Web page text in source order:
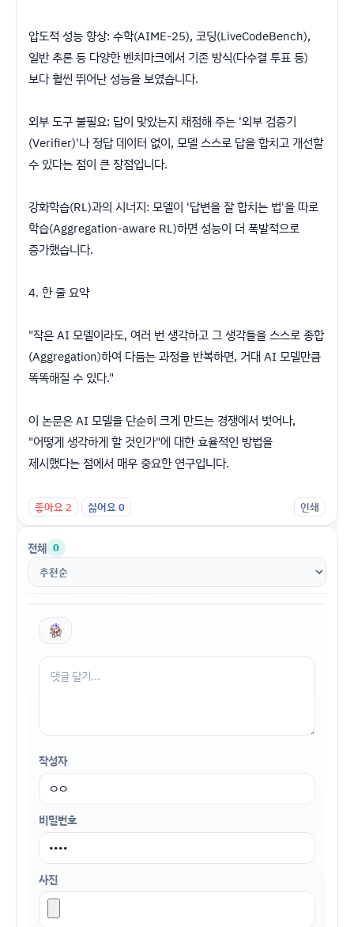
​압도적 성능 향상: 수학(AIME-25), 코딩(LiveCodeBench),
일반 추론 등 다양한 벤치마크에서 기존 방식(다수결 투표 등)
보다 훨씬 뛰어난 성능을 보였습니다.
​외부 도구 불필요: 답이 맞았는지 채점해 주는 '외부 검증기
(Verifier)'나 정답 데이터 없이, 모델 스스로 답을 합치고 개선할
수 있다는 점이 큰 장점입니다.
​강화학습(RL)과의 시너지: 모델이 '답변을 잘 합치는 법'을 따로
학습(Aggregation-aware RL)하면 성능이 더 폭발적으로
증가했습니다.
​4. 한 줄 요약
​"작은 AI 모델이라도, 여러 번 생각하고 그 생각들을 스스로 종합
(Aggregation)하여 다듬는 과정을 반복하면, 거대 AI 모델만큼
똑똑해질 수 있다."
​이 논문은 AI 모델을 단순히 크게 만드는 경쟁에서 벗어나,
"어떻게 생각하게 할 것인가"에 대한 효율적인 방법을
제시했다는 점에서 매우 중요한 연구입니다.
좋아요2 싫어요0 인쇄
전체 0
작성자
비밀번호
사진